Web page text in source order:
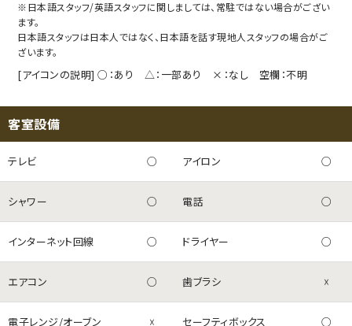
※日本語スタッフ/英語スタッフに関しましては、常駐ではない場合がござい
ます。
日本語スタッフは日本人ではなく、日本語を話す現地人スタッフの場合がご
ざいます。
[アイコンの説明] ○：あり △：一部あり ×：なし 空欄：不明
客室設備
テレビ ○ アイロン ○
シャワー ○ 電話 ○
インターネット回線 ○ ドライヤー ○
エアコン ○ 歯ブラシ ☓
電子レンジ/オーブン ☓ セーフティボックス ○